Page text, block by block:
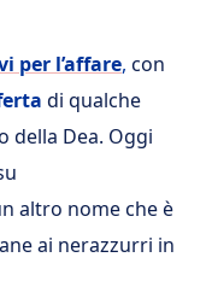
per l’affare, con
di qualche
della Dea. Oggi
altro nome che è
ai nerazzurri in